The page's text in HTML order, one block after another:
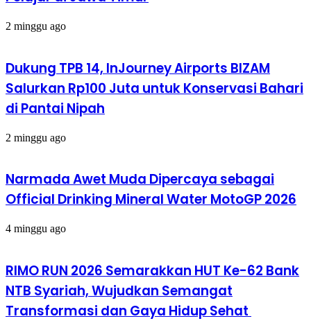
2 minggu ago
Dukung TPB 14, InJourney Airports BIZAM
Salurkan Rp100 Juta untuk Konservasi Bahari
di Pantai Nipah
2 minggu ago
Narmada Awet Muda Dipercaya sebagai
Official Drinking Mineral Water MotoGP 2026
4 minggu ago
RIMO RUN 2026 Semarakkan HUT Ke-62 Bank
NTB Syariah, Wujudkan Semangat
Transformasi dan Gaya Hidup Sehat